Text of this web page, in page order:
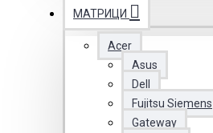
МАТРИЦИ
Acer
Asus
Dell
Fujitsu Siemens
Gateway